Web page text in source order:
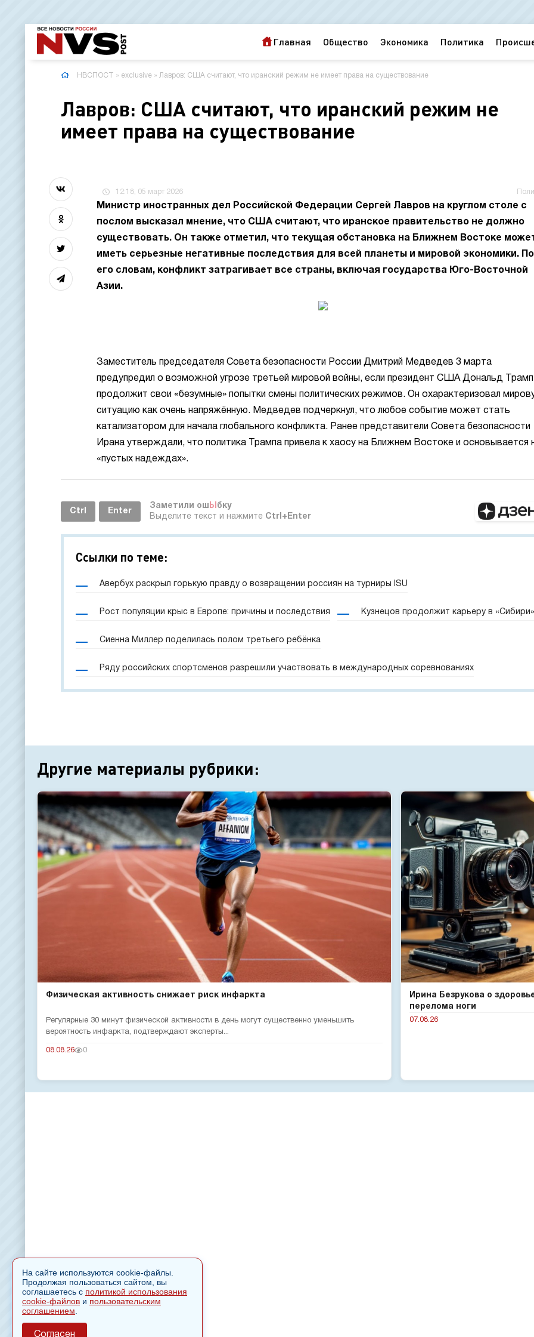
Главная Общество Экономика Политика
НВСПОСТ » exclusive » Лавров: США считают, что иранский режим не имеет права на существование
Лавров: США считают, что иранский режим не
имеет права на существование
12:18, 05 март 2026
Министр иностранных дел Российской Федерации Сергей Лавров на круглом столе с
послом высказал мнение, что США считают, что иранское правительство не должно
существовать. Он также отметил, что текущая обстановка на Ближнем Востоке
иметь серьезные негативные последствия для всей планеты и мировой экономики. По
его словам, конфликт затрагивает все страны, включая государства Юго-Восточной
Азии.
Заместитель председателя Совета безопасности России Дмитрий Медведев 3 марта
предупредил о возможной угрозе третьей мировой войны, если президент США Дональд Трамп
продолжит свои «безумные» попытки смены политических режимов. Он охарактеризовал
ситуацию как очень напряжённую. Медведев подчеркнул, что любое событие может стать
катализатором для начала глобального конфликта. Ранее представители Совета безопасности
Ирана утверждали, что политика Трампа привела к хаосу на Ближнем Востоке и основывается
«пустых надеждах».
Ctrl Enter
Заметили ош Ы бку
Выделите текст и нажмите Ctrl+Enter
Ссылки по теме:
Авербух раскрыл горькую правду о возвращении россиян на турниры ISU
Рост популяции крыс в Европе: причины и последствия Кузнецов продолжит карьеру в «Сибири»
Сиенна Миллер поделилась полом третьего ребёнка
Ряду российских спортсменов разрешили участвовать в международных соревнованиях
Другие материалы рубрики:
Физическая активность снижает риск инфаркта
Регулярные 30 минут физической активности в день могут существенно уменьшить
вероятность инфаркта, подтверждают эксперты...
08.08.26 0
Ирина Безрукова о
перелома ноги
07.08.26
На сайте используются cookie-файлы.
Продолжая пользоваться сайтом, вы
соглашаетесь с политикой использования
cookie-файлов и пользовательским
соглашением
Согласен